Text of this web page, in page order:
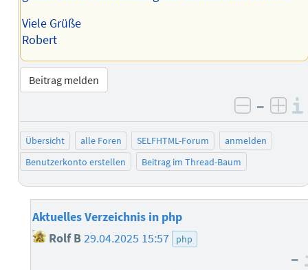
Viele Grüße
Robert
Beitrag melden
negativ
–
Übersicht alle Foren SELFHTML-Forum
anmelden
Benutzerkonto erstellen
Beitrag im Thread-Baum
Aktuelles Verzeichnis in php
Rolf B29.04.2025 15:57 php
–